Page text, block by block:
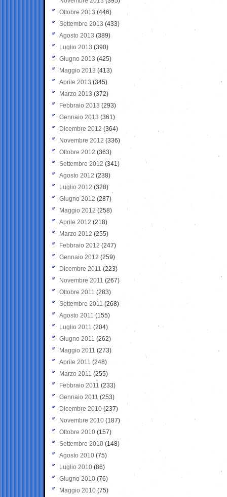
Ottobre 2013 (446)
Settembre 2013 (433)
Agosto 2013 (389)
Luglio 2013 (390)
Giugno 2013 (425)
Maggio 2013 (413)
Aprile 2013 (345)
Marzo 2013 (372)
Febbraio 2013 (293)
Gennaio 2013 (361)
Dicembre 2012 (364)
Novembre 2012 (336)
Ottobre 2012 (363)
Settembre 2012 (341)
Agosto 2012 (238)
Luglio 2012 (328)
Giugno 2012 (287)
Maggio 2012 (258)
Aprile 2012 (218)
Marzo 2012 (255)
Febbraio 2012 (247)
Gennaio 2012 (259)
Dicembre 2011 (223)
Novembre 2011 (267)
Ottobre 2011 (283)
Settembre 2011 (268)
Agosto 2011 (155)
Luglio 2011 (204)
Giugno 2011 (262)
Maggio 2011 (273)
Aprile 2011 (248)
Marzo 2011 (255)
Febbraio 2011 (233)
Gennaio 2011 (253)
Dicembre 2010 (237)
Novembre 2010 (187)
Ottobre 2010 (157)
Settembre 2010 (148)
Agosto 2010 (75)
Luglio 2010 (86)
Giugno 2010 (76)
Maggio 2010 (75)